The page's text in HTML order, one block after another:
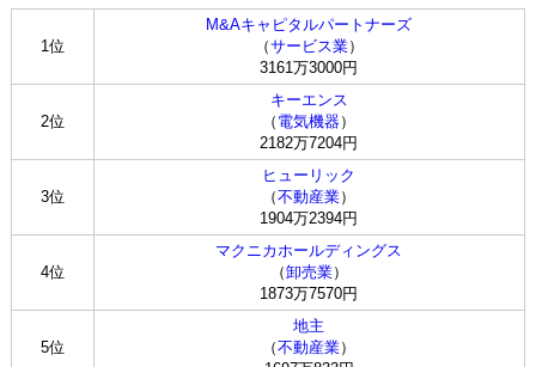
1位
M&Aキャピタルパートナーズ
（サービス業）
3161万3000円
2位
キーエンス
（ 電気機器）
2182万7204円
3位
ヒューリック
（不動産業）
1904万2394円
4位
マクニカホールディングス
（卸売業）
1873万7570円
5位
地主
（不動産業）